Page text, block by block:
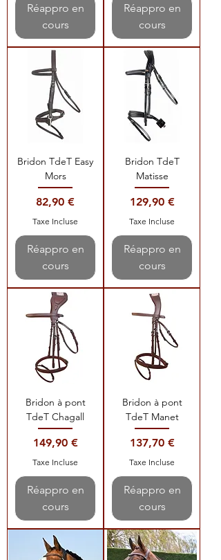
Réappro en
cours
Réappro en
cours
Bridon TdeT Easy
Mors
Prix
82,90 €
Taxe Incluse
Réappro en
cours
Bridon TdeT
Matisse
Prix
129,90 €
Taxe Incluse
Réappro en
cours
Bridon à pont
TdeT Chagall
Prix
149,90 €
Taxe Incluse
Réappro en
cours
Bridon à pont
TdeT Manet
Prix
137,70 €
Taxe Incluse
Réappro en
cours